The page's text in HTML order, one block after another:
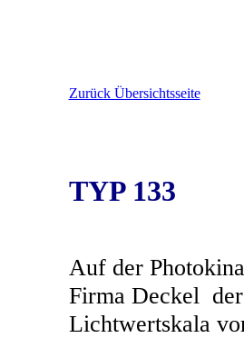
Zurück Übersichtsseite
TYP 133
Auf der
Firma Deckel
Lichtwertskala